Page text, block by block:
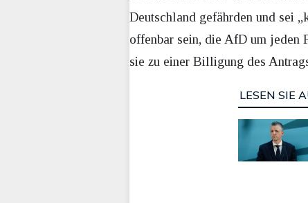
Deutschland gefährden und sei
offenbar sein, die AfD um jeden
sie zu einer Billigung des
LESEN SIE